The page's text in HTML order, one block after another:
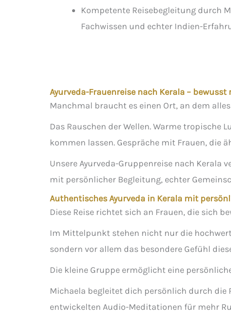
Kompetente Reisebegleitung durch
Fachwissen und echter Indien-
Ayurveda-Frauenreise nach Kerala –
Manchmal braucht es einen Ort, an dem
Das Rauschen der Wellen. Warme tropische
kommen lassen. Gespräche mit Frauen, die
Unsere Ayurveda-Gruppenreise nach
mit persönlicher Begleitung, echter
Authentisches Ayurveda in Kerala mit
Diese Reise richtet sich an Frauen, die sich
Im Mittelpunkt stehen nicht nur die
sondern vor allem das besondere Gefühl
Die kleine Gruppe ermöglicht eine
Michaela begleitet dich persönlich durch
entwickelten Audio-Meditationen für mehr